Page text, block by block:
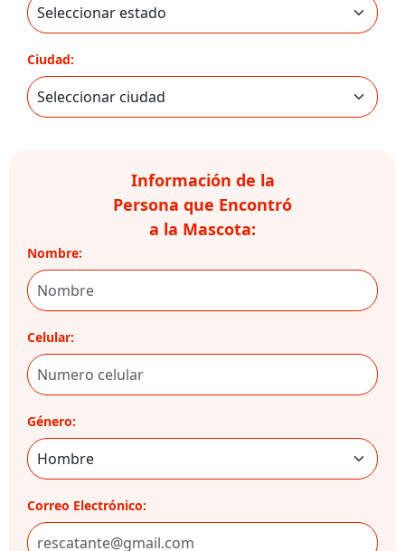
Ciudad:
Información de la
Persona que Encontró
a la Mascota:
Nombre:
Celular:
Género:
Correo Electrónico: